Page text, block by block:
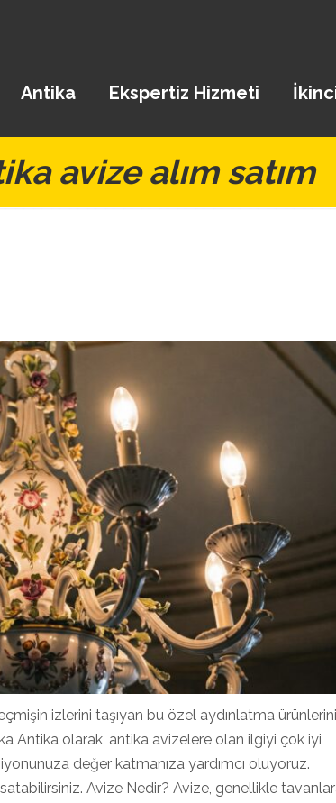
Antika Ekspertiz Hizmeti
avize alım satım
izlerini taşıyan bu özel aydınlatma
Antika olarak, antika avizelere olan ilgiyi çok iyi
değer katmanıza yardımcı oluyoruz.
Avize Nedir? Avize, genellikle